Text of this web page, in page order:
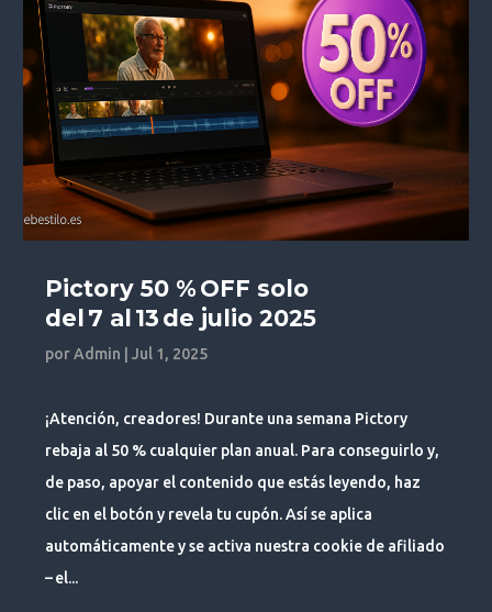
Pictory 50 % OFF solo
del 7 al 13 de julio 2025
porAdmin |Jul 1, 2025
¡Atención, creadores! Durante una semana Pictory
rebaja al 50 % cualquier plan anual. Para conseguirlo y,
de paso, apoyar el contenido que estás leyendo, haz
clic en el botón y revela tu cupón. Así se aplica
automáticamente y se activa nuestra cookie de afiliado
– el...